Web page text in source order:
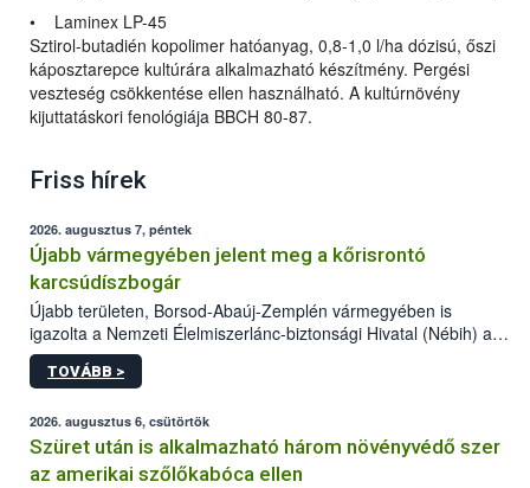
• Laminex LP-45
Sztirol-butadién kopolimer hatóanyag, 0,8-1,0 l/ha dózisú, őszi
káposztarepce kultúrára alkalmazható készítmény. Pergési
veszteség csökkentése ellen használható. A kultúrnövény
kijuttatáskori fenológiája BBCH 80-87.
Friss hírek
2026. augusztus 7, péntek
Újabb vármegyében jelent meg a kőrisrontó
karcsúdíszbogár
Újabb területen, Borsod-Abaúj-Zemplén vármegyében is
igazolta a Nemzeti Élelmiszerlánc-biztonsági Hivatal (Nébih) a
kőrisrontó karcsúdíszbogár (Agrilus planipennis) jelenlétét. A
kártevőt nem csak színcsapdában találták meg, de már fertőzött
az intenzív felderítést, emellett az intézkedéseket a szlovák
hatósággal is összehangolják a terjedés megállítása érdekében.
TOVÁBB >
2026. augusztus 6, csütörtök
Szüret után is alkalmazható három növényvédő szer
az amerikai szőlőkabóca ellen